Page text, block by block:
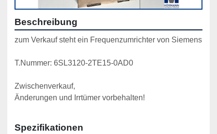
Beschreibung
zum Verkauf steht ein Frequenzumrichter von Siemens
T.Nummer: 6SL3120-2TE15-0AD0
Zwischenverkauf,
Änderungen und Irrtümer vorbehalten!
Spezifikationen